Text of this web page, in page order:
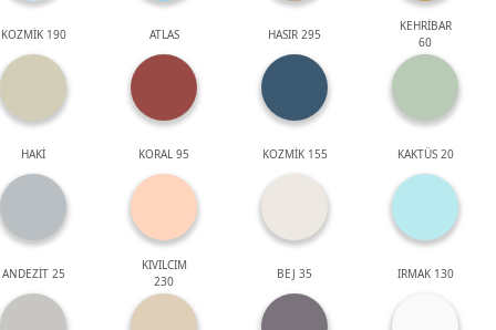
KOZMİK 190 ATLAS HASIR 295
KEHRİBAR
60
HAKİ KORAL 95 KOZMİK 155 KAKTÜS 20
ANDEZİT 25
KIVILCIM
230
BEJ 35 IRMAK 130